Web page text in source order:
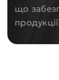
що